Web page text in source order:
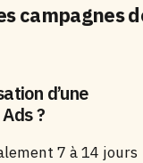
campagnes
d’une
?
7 à 14 jours